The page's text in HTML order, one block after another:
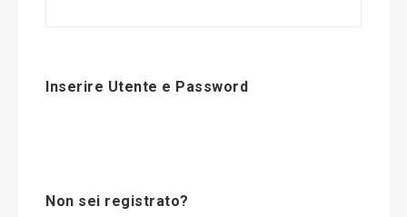
Inserire Utente e Password
Non sei registrato?